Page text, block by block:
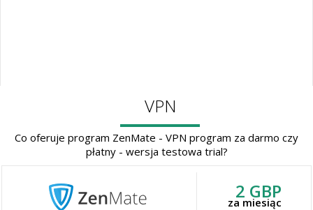
VPN
Co oferuje program ZenMate - VPN program za darmo czy
płatny - wersja testowa trial?
2 GBP
za miesiąc